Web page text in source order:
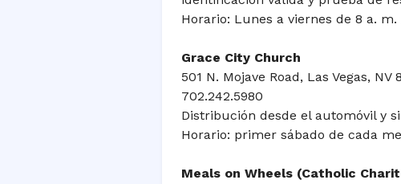
Horario: Lunes a viernes de 8 a. m.
Grace City Church
501 N. Mojave Road, Las Vegas, NV
702.242.5980
Distribución desde el automóvil y
Horario: primer sábado de cada
Meals on Wheels (Catholic